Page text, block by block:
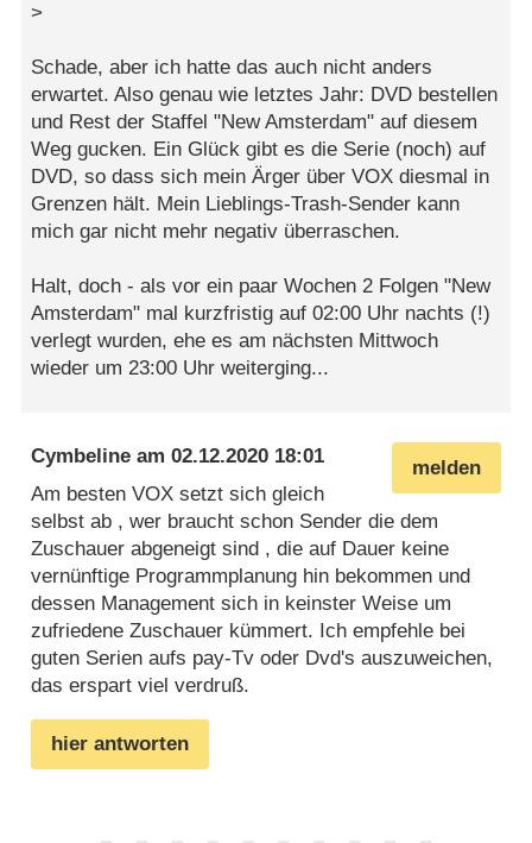
>
Schade, aber ich hatte das auch nicht anders
erwartet. Also genau wie letztes Jahr: DVD bestellen
und Rest der Staffel "New Amsterdam" auf diesem
Weg gucken. Ein Glück gibt es die Serie (noch) auf
DVD, so dass sich mein Ärger über VOX diesmal in
Grenzen hält. Mein Lieblings-Trash-Sender kann
mich gar nicht mehr negativ überraschen.
Halt, doch - als vor ein paar Wochen 2 Folgen "New
Amsterdam" mal kurzfristig auf 02:00 Uhr nachts (!)
verlegt wurden, ehe es am nächsten Mittwoch
wieder um 23:00 Uhr weiterging...
melden
Cymbeline am02.12.2020 18:01
Am besten VOX setzt sich gleich
selbst ab , wer braucht schon Sender die dem
Zuschauer abgeneigt sind , die auf Dauer keine
vernünftige Programmplanung hin bekommen und
dessen Management sich in keinster Weise um
zufriedene Zuschauer kümmert. Ich empfehle bei
guten Serien aufs pay-Tv oder Dvd's auszuweichen,
das erspart viel verdruß.
hier antworten